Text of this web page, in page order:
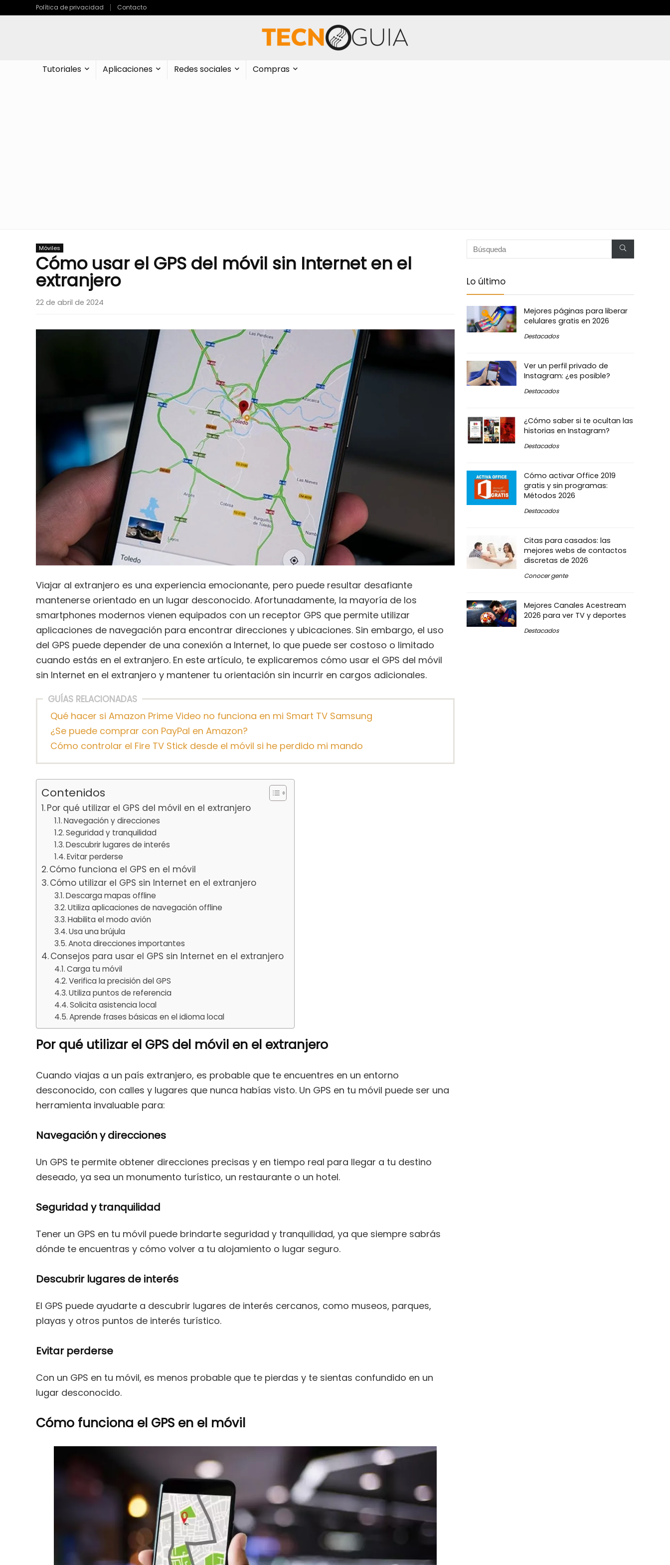
Política de privacidad Contacto
Tutoriales Aplicaciones Redes sociales Compras
Móviles
Cómo usar el GPS del móvil sin Internet en el
extranjero
22 de abril de 2024
Viajar al extranjero es una experiencia emocionante, pero puede resultar desafiante
mantenerse orientado en un lugar desconocido. Afortunadamente, la mayoría de los
smartphones modernos vienen equipados con un receptor GPS que permite utilizar
aplicaciones de navegación para encontrar direcciones y ubicaciones. Sin embargo, el uso
del GPS puede depender de una conexión a Internet, lo que puede ser costoso o limitado
cuando estás en el extranjero. En este artículo, te explicaremos cómo usar el GPS del móvil
sin Internet en el extranjero y mantener tu orientación sin incurrir en cargos adicionales.
GUÍAS RELACIONADAS
Qué hacer si Amazon Prime Video no funciona en mi Smart TV Samsung
¿Se puede comprar con PayPal en Amazon?
Cómo controlar el Fire TV Stick desde el móvil si he perdido mi mando
Contenidos
Por qué utilizar el GPS del móvil en el extranjero
Navegación y direcciones
Seguridad y tranquilidad
Descubrir lugares de interés
Evitar perderse
Cómo funciona el GPS en el móvil
Cómo utilizar el GPS sin Internet en el extranjero
Descarga mapas offline
Utiliza aplicaciones de navegación offline
Habilita el modo avión
Usa una brújula
Anota direcciones importantes
Consejos para usar el GPS sin Internet en el extranjero
Carga tu móvil
Verifica la precisión del GPS
Utiliza puntos de referencia
Solicita asistencia local
Aprende frases básicas en el idioma local
Por qué utilizar el GPS del móvil en el extranjero
Cuando viajas a un país extranjero, es probable que te encuentres en un entorno
desconocido, con calles y lugares que nunca habías visto. Un GPS en tu móvil puede ser una
herramienta invaluable para:
Navegación y direcciones
Un GPS te permite obtener direcciones precisas y en tiempo real para llegar a tu destino
deseado, ya sea un monumento turístico, un restaurante o un hotel.
Seguridad y tranquilidad
Tener un GPS en tu móvil puede brindarte seguridad y tranquilidad, ya que siempre sabrás
dónde te encuentras y cómo volver a tu alojamiento o lugar seguro.
Descubrir lugares de interés
El GPS puede ayudarte a descubrir lugares de interés cercanos, como museos, parques,
playas y otros puntos de interés turístico.
Evitar perderse
Con un GPS en tu móvil, es menos probable que te pierdas y te sientas confundido en un
lugar desconocido.
Cómo funciona el GPS en el móvil
Lo último
Mejores páginas para liberar
celulares gratis en 2026
Destacados
Ver un perfil privado de
Instagram: ¿es posible?
Destacados
¿Cómo saber si te ocultan las
historias en Instagram?
Destacados
Cómo activar Office 2019
gratis y sin programas:
Métodos 2026
Destacados
Citas para casados: las
mejores webs de contactos
discretas de 2026
Conocer gente
Mejores Canales Acestream
2026 para ver TV y deportes
Destacados